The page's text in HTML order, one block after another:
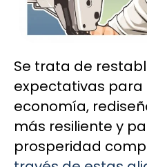
Se trata de
expectativas para
economía,
más resiliente y
prosperidad